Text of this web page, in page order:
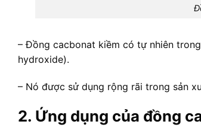
– Đồng cacbonat kiềm có tự nhiên
hydroxide).
– Nó được sử dụng rộng rãi trong sản
2. Ứng dụng của đồng